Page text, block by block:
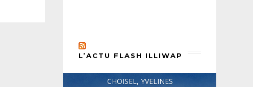
L’ACTU FLASH ILLIWAP
CHOISEL, YVELINES